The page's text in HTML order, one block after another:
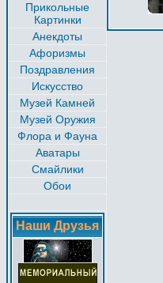
Прикольные
Картинки
Анекдоты
Афоризмы
Поздравления
Искусство
Музей Камней
Музей Оружия
Флора и Фауна
Аватары
Смайлики
Обои
Наши Друзья